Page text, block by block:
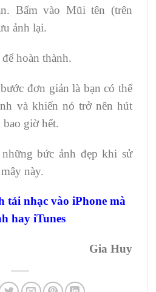
Bấm vào Mũi tên (trên
ảnh lại.
hoàn thành.
đơn giản là bạn có thể
và khiến nó trở nên hút
giờ hết.
bức ảnh đẹp khi sử
này.
tải nhạc vào iPhone mà
hay iTunes
Gia Huy